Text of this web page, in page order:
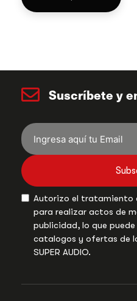
Suscríbete y
Autorizo el tratamiento
para realizar actos de
publicidad, lo que puede
catalogos y ofertas de
SUPER AUDIO.